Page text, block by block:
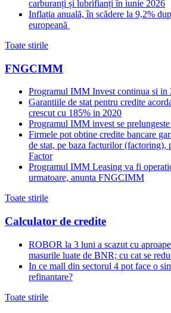
carburanți și lubrifianți în iunie 2026
Inflația anuală, în scădere la 9,2%
europeană
Toate stirile
FNGCIMM
Programul IMM Invest continua si in
Garantiile de stat pentru credite
crescut cu 185% in 2020
Programul IMM invest se
Firmele pot obtine credite bancare
de stat, pe baza facturilor
Factor
Programul IMM Leasing va fi
urmatoare, anunta FNGCIMM
Toate stirile
Calculator de credite
ROBOR la 3 luni a scazut cu
masurile luate de BNR; cu cat se
In ce mall din sectorul 4 pot face o
refinantare?
Toate stirile